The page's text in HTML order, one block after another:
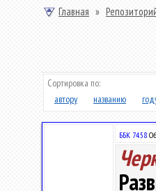
Главная »
Сортировка по:
автору
названию
ББК 74.58